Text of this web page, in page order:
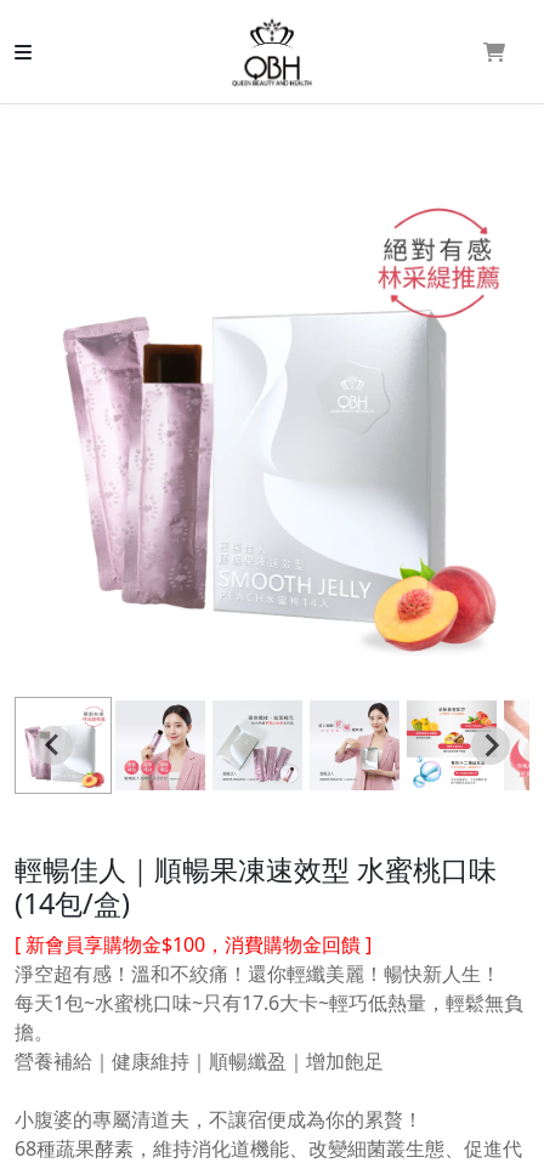
輕暢佳人｜順暢果凍速效型 水蜜桃口味
(14包/盒)
[ 新會員享購物金$100，消費購物金回饋 ]
淨空超有感！溫和不絞痛！還你輕纖美麗！暢快新人生！
每天1包~水蜜桃口味~只有17.6大卡~輕巧低熱量，輕鬆無負
擔。
營養補給｜健康維持｜順暢纖盈｜增加飽足
小腹婆的專屬清道夫，不讓宿便成為你的累贅！
68種蔬果酵素，維持消化道機能、改變細菌叢生態、促進代